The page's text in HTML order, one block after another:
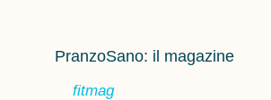
PranzoSano: il magazine
fitmag